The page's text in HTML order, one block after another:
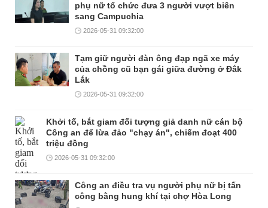
phụ nữ tổ chức đưa 3 người vượt biên
sang Campuchia
2026-05-31 09:32:00
Tạm giữ người đàn ông đạp ngã xe máy
của chồng cũ bạn gái giữa đường ở Đắk
Lắk
2026-05-31 09:32:00
Khởi tố, bắt giam đối tượng giả danh nữ cán bộ
Công an để lừa đảo "chạy án", chiếm đoạt 400
triệu đồng
2026-05-31 09:32:00
Công an điều tra vụ người phụ nữ bị tấn
công bằng hung khí tại chợ Hòa Long